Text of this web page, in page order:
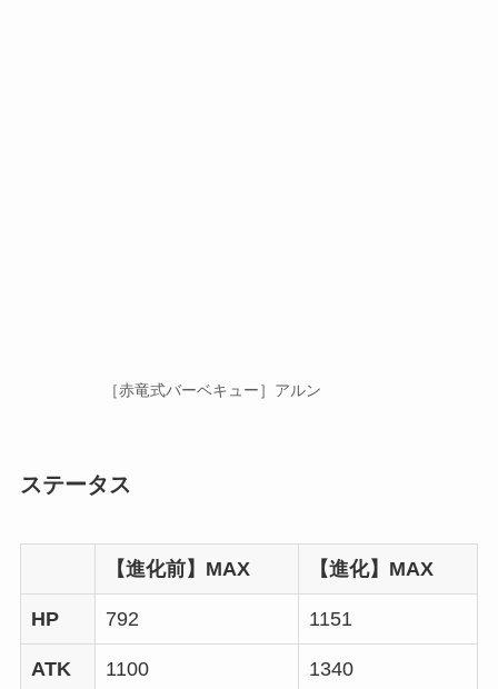
［赤竜式バーベキュー］アルン
ステータス
【進化前】MAX 【進化】MAX
HP 792 1151
ATK 1100 1340